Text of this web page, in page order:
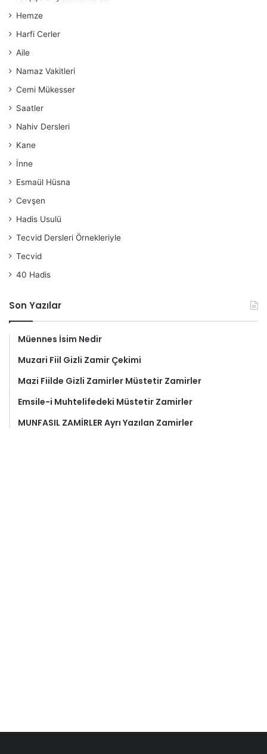
Hemze
Harfi Cerler
Aile
Namaz Vakitleri
Cemi Mükesser
Saatler
Nahiv Dersleri
Kane
İnne
Esmaül Hüsna
Cevşen
Hadis Usulü
Tecvid Dersleri Örnekleriyle
Tecvid
40 Hadis
Son Yazılar
Müennes İsim Nedir
Muzari Fiil Gizli Zamir Çekimi
Mazi Fiilde Gizli Zamirler Müstetir Zamirler
Emsile-i Muhtelifedeki Müstetir Zamirler
MUNFASIL ZAMİRLER Ayrı Yazılan Zamirler